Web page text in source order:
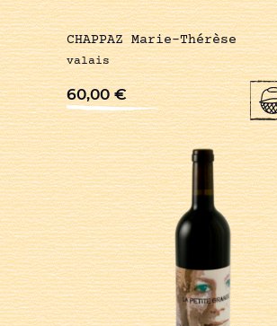
CHAPPAZ Marie-Thérèse
valais
60,00€